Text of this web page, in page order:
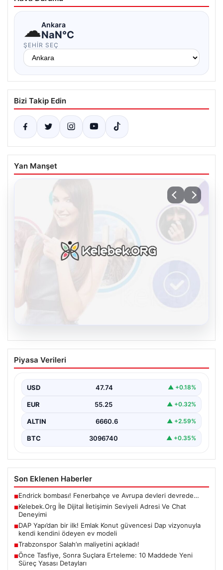
☁Ankara
NaN°C
ŞEHIR SEÇ
Bizi Takip Edin
Yan Manşet
Kelebek.Org İle Dijital İletişimin Seviyeli
Adresi Ve Chat Deneyimi
iletişim oluşturması ciddi bir değer barındırmaktadır.
Halen birçok…
Piyasa Verileri
USD 47.74 ▲ +0.18%
EUR 55.25 ▲ +0.32%
ALTIN 6660.6 ▲ +2.59%
BTC 3096740 ▲ +0.35%
Son Eklenen Haberler
■Endrick bombası! Fenerbahçe ve Avrupa devleri devrede…
■Kelebek.Org İle Dijital İletişimin Seviyeli Adresi Ve Chat
Deneyimi
■DAP Yapı’dan bir ilk! Emlak Konut güvencesi Dap vizyonuyla
kendi kendini ödeyen ev modeli
■Trabzonspor Salah’ın maliyetini açıkladı!
■Önce Tasfiye, Sonra Suçlara Erteleme: 10 Maddede Yeni
Süreç Yasası Detayları